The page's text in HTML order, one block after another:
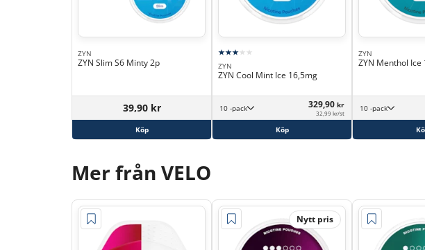
ZYN
ZYN Slim S6 Minty 2p
39,90 kr
Köp
ZYN
ZYN Cool Mint Ice 16,5mg
10 -pack 329,90 kr
32,99 kr/st
Köp
ZYN
ZYN Menthol Ice
10 -pack
Mer från VELO
Nytt pris